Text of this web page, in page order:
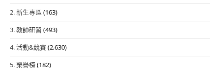
2. 新生專區 (163)
3. 教師研習 (493)
4. 活動&競賽(2,630)
5. 榮譽榜(182)